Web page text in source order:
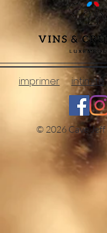
imprimer intimité
© 2026 Cave